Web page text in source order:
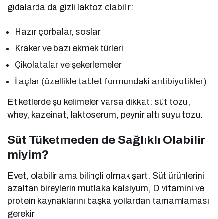
gıdalarda da gizli laktoz olabilir:
Hazır çorbalar, soslar
Kraker ve bazı ekmek türleri
Çikolatalar ve şekerlemeler
İlaçlar (özellikle tablet formundaki antibiyotikler)
Etiketlerde şu kelimeler varsa dikkat: süt tozu,
whey, kazeinat, laktoserum, peynir altı suyu tozu.
Süt Tüketmeden de Sağlıklı Olabilir
miyim?
Evet, olabilir ama bilinçli olmak şart. Süt ürünlerini
azaltan bireylerin mutlaka kalsiyum, D vitamini ve
protein kaynaklarını başka yollardan tamamlaması
gerekir: